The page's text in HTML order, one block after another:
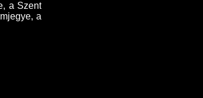
a Szent
a